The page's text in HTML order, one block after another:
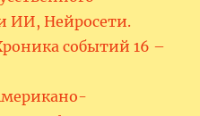
ИИ, Нейросети.
событий 16 –